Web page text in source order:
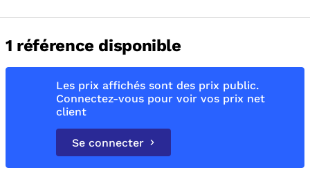
1 référence disponible
Les prix affichés sont des prix public.
Connectez-vous pour voir vos prix net
client
Se connecter